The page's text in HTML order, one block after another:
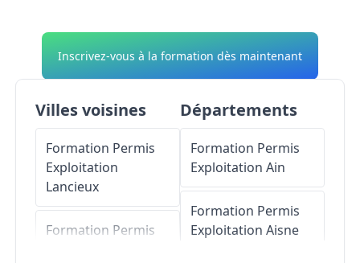
Inscrivez-vous à la formation dès maintenant
Villes voisines
Formation Permis
Exploitation
Lancieux
Formation Permis
Départements
Formation Permis
Exploitation Ain
Formation Permis
Exploitation Aisne